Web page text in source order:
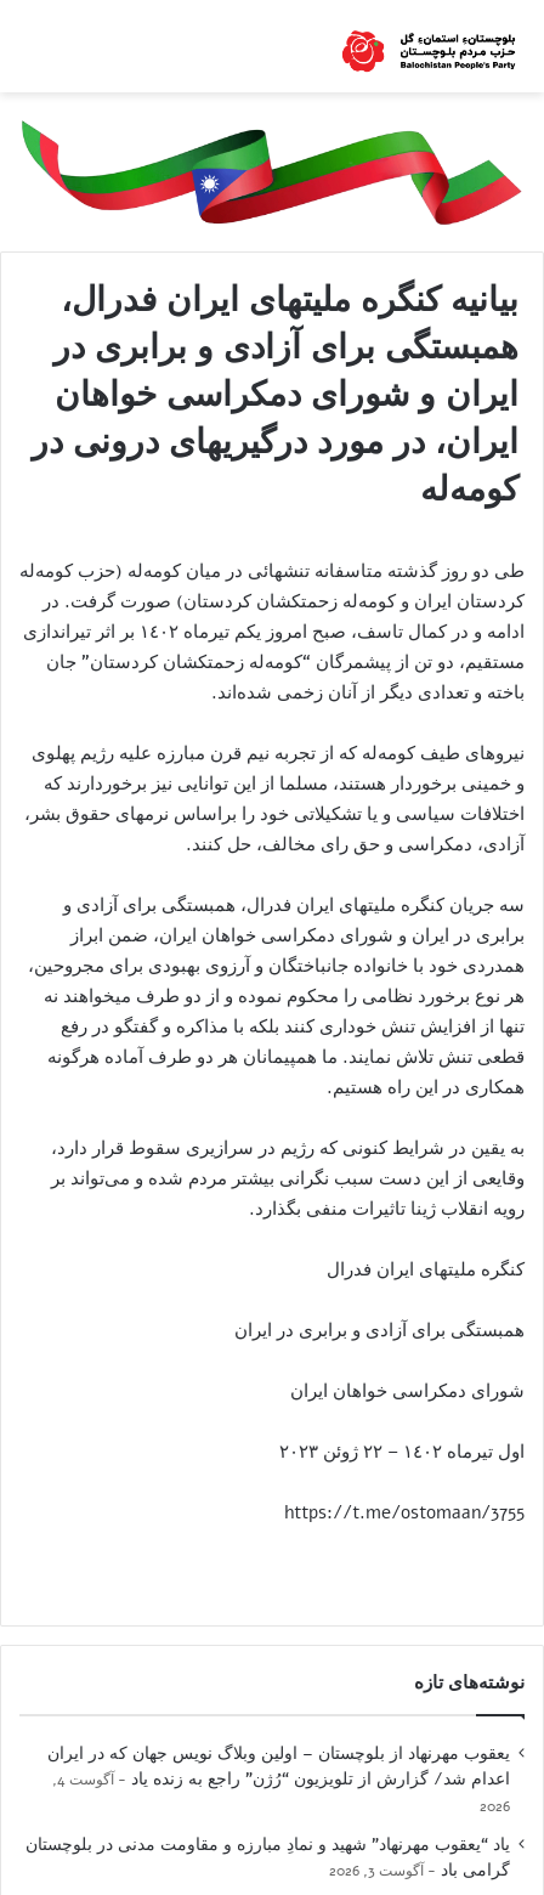
بیانیه کنگره ملیتهای ایران فدرال،
همبستگی برای آزادی و برابری در
ایران و شورای دمکراسی خواهان
ايران، در مورد درگیریهای درونی در
کومه‌له
طی دو روز گذشته متاسفانه تنشهائی در ميان کومه‌له (حزب کومه‌له
کردستان ايران و کومه‌له زحمتکشان کردستان) صورت گرفت. در
ادامه و در کمال تاسف، صبح امروز يکم تيرماه ١٤٠٢ بر اثر تيراندازی
مستقيم، دو تن از پيشمرگان “کومه‌له زحمتکشان کردستان” جان
باخته و تعدادی ديگر از آنان زخمی شده‌اند.
نيروهای طيف کومه‌له که از تجربه نیم قرن مبارزه علیه رژیم پهلوی
و خمینی برخوردار هستند، مسلما از این توانایی نیز برخوردارند که
اختلافات سياسی و يا تشکیلاتی خود را براساس نرمهای حقوق بشر،
آزادی، دمکراسی و حق رای مخالف، حل کنند.
سه جریان کنگره ملیتهای ایران فدرال، همبستگی برای آزادی و
برابری در ایران و شورای دمکراسی خواهان ايران، ضمن ابراز
همدردی خود با خانواده جانباختگان و آرزوی بهبودی برای مجروحين،
هر نوع برخورد نظامی را محکوم نموده و از دو طرف میخواهند نه
تنها از افزایش تنش خوداری کنند بلکه با مذاکره و گفتگو در رفع
قطعی تنش تلاش نمايند. ما همپيمانان هر دو طرف آماده هرگونه
همکاری در اين راه هستيم.
به يقين در شرایط کنونی که رژیم در سرازیری سقوط قرار دارد،
وقايعی از این دست سبب نگرانی بیشتر مردم شده و می‌تواند بر
رویه انقلاب ژینا تاثیرات منفی بگذارد.
کنگره ملیتهای ایران فدرال
همبستگی برای آزادی و برابری در ایران
شورای دمکراسی خواهان ايران
اول تيرماه ١٤٠٢ – ٢٢ ژوئن ٢٠٢٣
https://t.me/ostomaan/3755
نوشته‌های تازه
یعقوب مهرنهاد از بلوچستان – اولین وبلاگ نویس جهان که در ایران
اعدام شد/ گزارش از تلویزیون “رُژن” راجع به زنده یاد
آگوست 4,
2026
یاد “یعقوب مهرنهاد” شهید و نمادِ مبارزه و مقاومت مدنی در بلوچستان
گرامی باد
آگوست 3, 2026